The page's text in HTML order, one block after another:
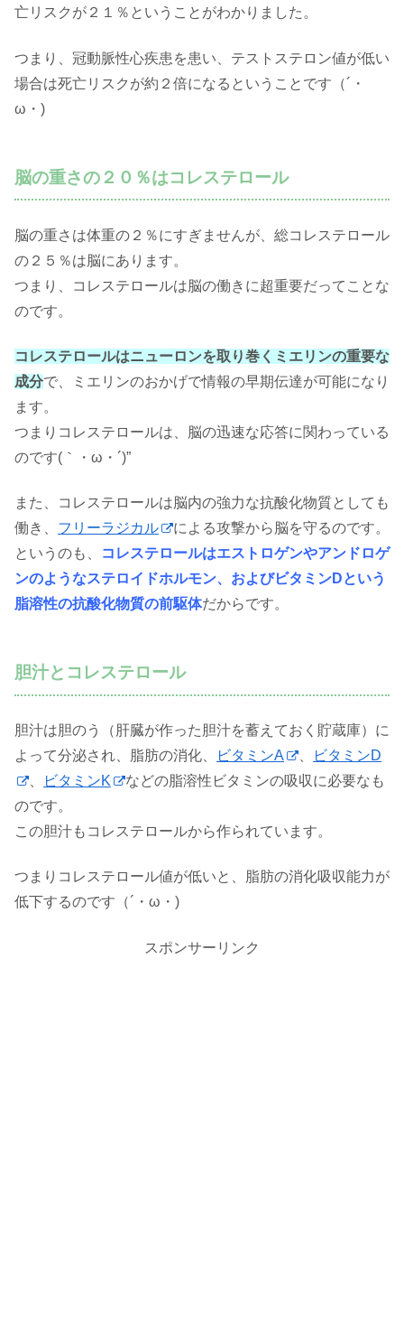
亡リスクが２１％ということがわかりました。
つまり、冠動脈性心疾患を患い、テストステロン値が低い
場合は死亡リスクが約２倍になるということです（´・
ω・)
脳の重さの２０％はコレステロール
脳の重さは体重の２％にすぎませんが、総コレステロール
の２５％は脳にあります。
つまり、コレステロールは脳の働きに超重要だってことな
のです。
コレステロールはニューロンを取り巻くミエリンの重要な
成分で、ミエリンのおかげで情報の早期伝達が可能になり
ます。
つまりコレステロールは、脳の迅速な応答に関わっている
のです(｀・ω・´)”
また、コレステロールは脳内の強力な抗酸化物質としても
働き、 フリーラジカル
による攻撃から脳を守るのです。
というのも、
コレステロールはエストロゲンやアンドロゲ
ンのようなステロイドホルモン、およびビタミンDという
脂溶性の抗酸化物質の前駆体だからです。
胆汁とコレステロール
胆汁は胆のう（肝臓が作った胆汁を蓄えておく貯蔵庫）に
よって分泌され、脂肪の消化、
ビタミンA
ビタミンD
ビタミンK
などの脂溶性ビタミンの吸収に必要なも
のです。
この胆汁もコレステロールから作られています。
つまりコレステロール値が低いと、脂肪の消化吸収能力が
低下するのです（´・ω・)
スポンサーリンク